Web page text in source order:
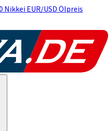
Nikkei EUR/USD Ölpreis